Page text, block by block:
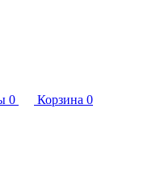
0 Корзина 0